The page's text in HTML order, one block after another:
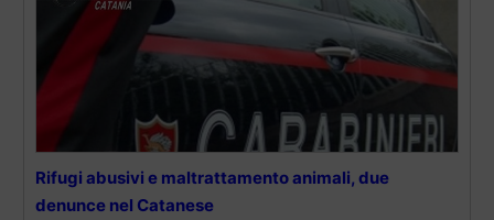
Rifugi abusivi e maltrattamento animali, due
denunce nel Catanese